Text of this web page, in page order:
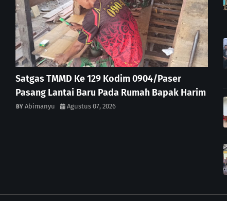
Satgas TMMD Ke 129 Kodim 0904/Paser
Pasang Lantai Baru Pada Rumah Bapak Harim
Abimanyu Agustus 07, 2026